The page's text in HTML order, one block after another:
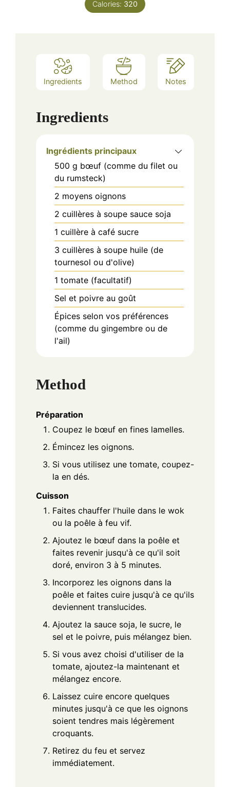
Calories: 320
Ingredients Method Notes
Ingredients
Ingrédients principaux
500 g bœuf (comme du filet ou
du rumsteck)
2 moyens oignons
2 cuillères à soupe sauce soja
1 cuillère à café sucre
3 cuillères à soupe huile (de
tournesol ou d'olive)
1 tomate (facultatif)
Sel et poivre au goût
Épices selon vos préférences
(comme du gingembre ou de
l'ail)
Method
Préparation
Coupez le bœuf en fines lamelles.
Émincez les oignons.
Si vous utilisez une tomate, coupez-
la en dés.
Cuisson
Faites chauffer l'huile dans le wok
ou la poêle à feu vif.
Ajoutez le bœuf dans la poêle et
faites revenir jusqu'à ce qu'il soit
doré, environ 3 à 5 minutes.
Incorporez les oignons dans la
poêle et faites cuire jusqu'à ce qu'ils
deviennent translucides.
Ajoutez la sauce soja, le sucre, le
sel et le poivre, puis mélangez bien.
Si vous avez choisi d'utiliser de la
tomate, ajoutez-la maintenant et
mélangez encore.
Laissez cuire encore quelques
minutes jusqu'à ce que les oignons
soient tendres mais légèrement
croquants.
Retirez du feu et servez
immédiatement.